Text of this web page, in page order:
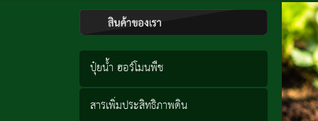
ปุ๋ยน้ำ ฮอร์โมนพืช
สารเพิ่มประสิทธิภาพดิน